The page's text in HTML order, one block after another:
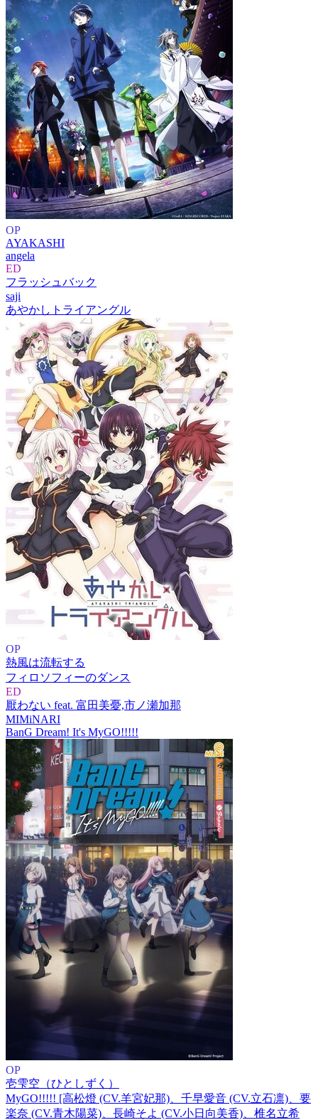
OP
AYAKASHI
angela
ED
フラッシュバック
saji
あやかしトライアングル
OP
熱風は流転する
フィロソフィーのダンス
ED
厭わない feat. 富田美憂,市ノ瀬加那
MIMiNARI
BanG Dream! It's MyGO!!!!!
OP
壱雫空（ひとしずく）
MyGO!!!!! [高松燈 (CV.羊宮妃那)、千早愛音 (CV.立石凛)、要
楽奈 (CV.青木陽菜)、長崎そよ (CV.小日向美香)、椎名立希